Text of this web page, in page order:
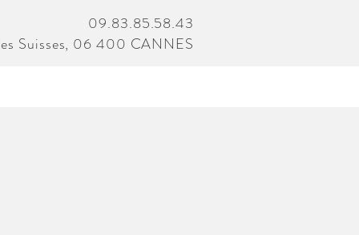
09.83.85.58.43
Suisses, 06 400 CANNES